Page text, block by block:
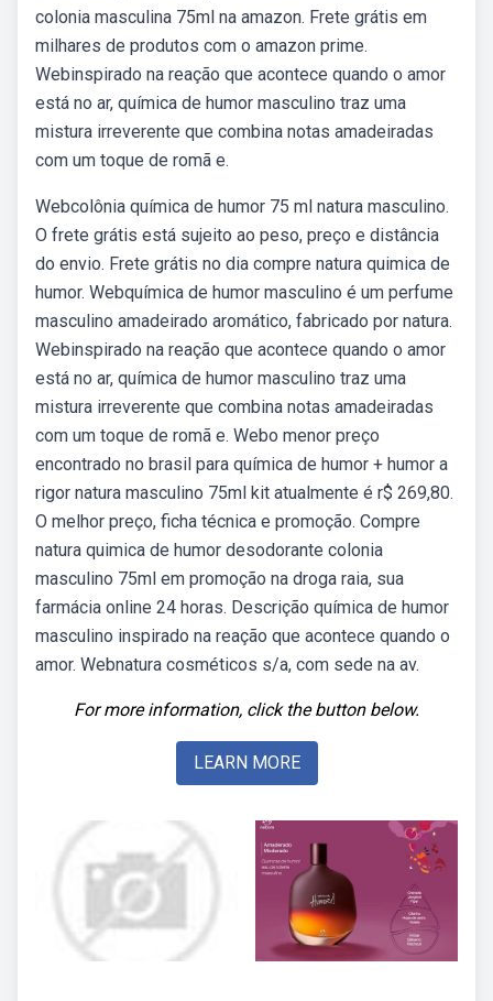
colonia masculina 75ml na amazon. Frete grátis em
milhares de produtos com o amazon prime.
Webinspirado na reação que acontece quando o amor
está no ar, química de humor masculino traz uma
mistura irreverente que combina notas amadeiradas
com um toque de romã e.
Webcolônia química de humor 75 ml natura masculino.
O frete grátis está sujeito ao peso, preço e distância
do envio. Frete grátis no dia compre natura quimica de
humor. Webquímica de humor masculino é um perfume
masculino amadeirado aromático, fabricado por natura.
Webinspirado na reação que acontece quando o amor
está no ar, química de humor masculino traz uma
mistura irreverente que combina notas amadeiradas
com um toque de romã e. Webo menor preço
encontrado no brasil para química de humor + humor a
rigor natura masculino 75ml kit atualmente é r$ 269,80.
O melhor preço, ficha técnica e promoção. Compre
natura quimica de humor desodorante colonia
masculino 75ml em promoção na droga raia, sua
farmácia online 24 horas. Descrição química de humor
masculino inspirado na reação que acontece quando o
amor. Webnatura cosméticos s/a, com sede na av.
For more information, click the button below.
LEARN MORE